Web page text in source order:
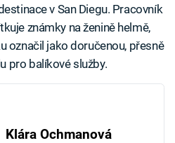
v San Diegu. Pracovník
známky na ženině helmě,
označil jako doručenou, přesně
pro balíkové služby.
Klára Ochmanová